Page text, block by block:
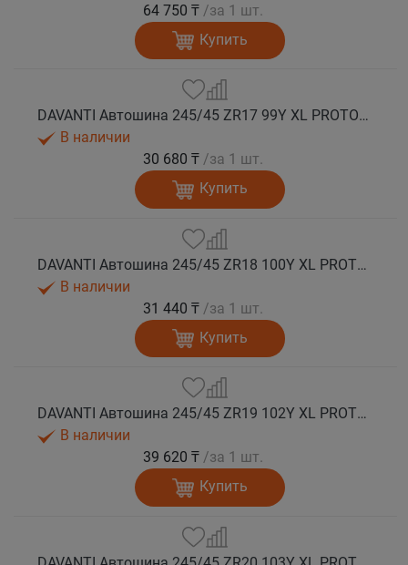
64 750 ₸ /за 1 шт.
Купить
DAVANTI Автошина 245/45 ZR17 99Y XL PROTOURA SPORT RPR лето
В наличии
30 680 ₸ /за 1 шт.
Купить
DAVANTI Автошина 245/45 ZR18 100Y XL PROTOURA SPORT RPR лето
В наличии
31 440 ₸ /за 1 шт.
Купить
DAVANTI Автошина 245/45 ZR19 102Y XL PROTOURA SPORT RPR лето
В наличии
39 620 ₸ /за 1 шт.
Купить